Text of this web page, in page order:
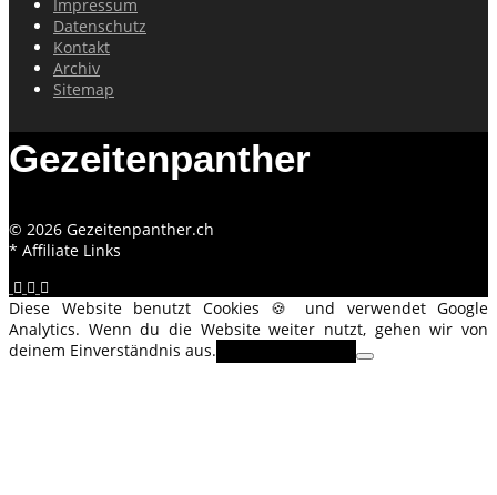
Impressum
Datenschutz
Kontakt
Archiv
Sitemap
Gezeitenpanther
© 2026 Gezeitenpanther.ch
* Affiliate Links
Diese Website benutzt Cookies 🍪 und verwendet Google
Analytics. Wenn du die Website weiter nutzt, gehen wir von
deinem Einverständnis aus.